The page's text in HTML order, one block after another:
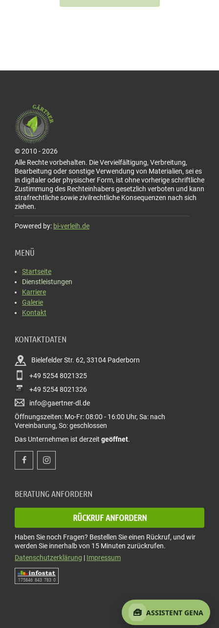
© 2010 - 2026
Alle Rechte vorbehalten. Die Vervielfältigung, Verbreitung,
Bearbeitung oder sonstige Verwendung von Materialien, sei es
in digitaler oder physischer Form, ist ohne vorherige schriftliche
Zustimmung des Rechteinhabers gesetzlich verboten und kann
strafrechtliche sowie zivilrechtliche Konsequenzen nach sich
ziehen.
Powered by: bi-verleih.de
MENÜ
Startseite
Dienstleistungen
Karriere
Galerie
Kontakt
KONTAKTDATEN
Bielefelder Str. 62, 33104 Paderborn
+49 5254 8021325
+49 5254 8021326
info@gaertner-dl.de
Öffnungszeiten: Mo-Fr: 08:00 - 16:00 Uhr, Sa: nach
Vereinbarung, So: geschlossen
Das Unternehmen ist derzeit geöffnet.
BERATUNG ANFORDERN
RÜCKRUF ANFORDERN
Haben Sie noch Fragen? Bestellen Sie einen Rückruf, und wir
werden Sie innerhalb von 15 Minuten zurückrufen.
Datenschutzerklärung | Impressum
175846 843 783 0
🧰 ASSISTENT GENA